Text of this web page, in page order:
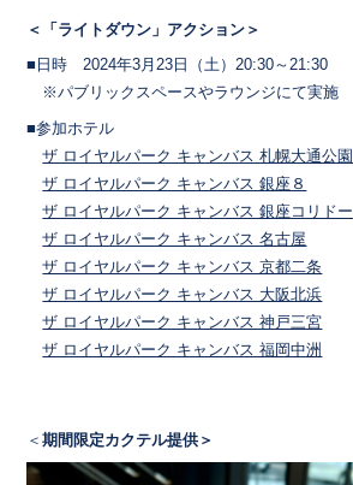
＜「ライトダウン」アクション＞
■日時 2024年3月23日（土）20:30～21:30
※パブリックスペースやラウンジにて実施
■参加ホテル
ザ ロイヤルパーク キャンバス 札幌大通公園
ザ ロイヤルパーク キャンバス 銀座８
ザ ロイヤルパーク キャンバス 銀座コリドー
ザ ロイヤルパーク キャンバス 名古屋
ザ ロイヤルパーク キャンバス 京都二条
ザ ロイヤルパーク キャンバス 大阪北浜
ザ ロイヤルパーク キャンバス 神戸三宮
ザ ロイヤルパーク キャンバス 福岡中洲
＜期間限定カクテル提供＞